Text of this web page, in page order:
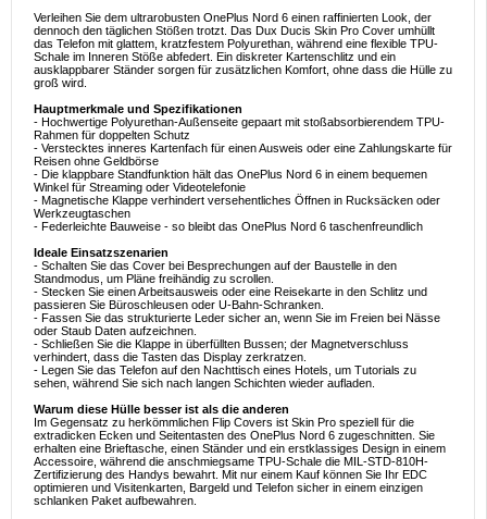
Verleihen Sie dem ultrarobusten OnePlus Nord 6 einen raffinierten Look, der
dennoch den täglichen Stößen trotzt. Das Dux Ducis Skin Pro Cover umhüllt
das Telefon mit glattem, kratzfestem Polyurethan, während eine flexible TPU-
Schale im Inneren Stöße abfedert. Ein diskreter Kartenschlitz und ein
ausklappbarer Ständer sorgen für zusätzlichen Komfort, ohne dass die Hülle zu
groß wird.
Hauptmerkmale und Spezifikationen
- Hochwertige Polyurethan-Außenseite gepaart mit stoßabsorbierendem TPU-
Rahmen für doppelten Schutz
- Verstecktes inneres Kartenfach für einen Ausweis oder eine Zahlungskarte für
Reisen ohne Geldbörse
- Die klappbare Standfunktion hält das OnePlus Nord 6 in einem bequemen
Winkel für Streaming oder Videotelefonie
- Magnetische Klappe verhindert versehentliches Öffnen in Rucksäcken oder
Werkzeugtaschen
- Federleichte Bauweise - so bleibt das OnePlus Nord 6 taschenfreundlich
Ideale Einsatzszenarien
- Schalten Sie das Cover bei Besprechungen auf der Baustelle in den
Standmodus, um Pläne freihändig zu scrollen.
- Stecken Sie einen Arbeitsausweis oder eine Reisekarte in den Schlitz und
passieren Sie Büroschleusen oder U-Bahn-Schranken.
- Fassen Sie das strukturierte Leder sicher an, wenn Sie im Freien bei Nässe
oder Staub Daten aufzeichnen.
- Schließen Sie die Klappe in überfüllten Bussen; der Magnetverschluss
verhindert, dass die Tasten das Display zerkratzen.
- Legen Sie das Telefon auf den Nachttisch eines Hotels, um Tutorials zu
sehen, während Sie sich nach langen Schichten wieder aufladen.
Warum diese Hülle besser ist als die anderen
Im Gegensatz zu herkömmlichen Flip Covers ist Skin Pro speziell für die
extradicken Ecken und Seitentasten des OnePlus Nord 6 zugeschnitten. Sie
erhalten eine Brieftasche, einen Ständer und ein erstklassiges Design in einem
Accessoire, während die anschmiegsame TPU-Schale die MIL-STD-810H-
Zertifizierung des Handys bewahrt. Mit nur einem Kauf können Sie Ihr EDC
optimieren und Visitenkarten, Bargeld und Telefon sicher in einem einzigen
schlanken Paket aufbewahren.